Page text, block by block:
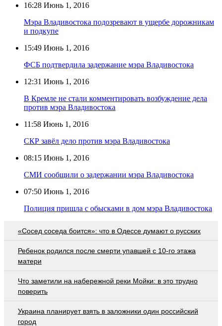
16:28 Июнь 1, 2016
Мэра Владивостока подозревают в ущербе дорожникам
и подкупе
15:49 Июнь 1, 2016
ФСБ подтвердила задержание мэра Владивостока
12:31 Июнь 1, 2016
В Кремле не стали комментировать возбуждение дела
против мэра Владивостока
11:58 Июнь 1, 2016
СКР завёл дело против мэра Владивостока
08:15 Июнь 1, 2016
СМИ сообщили о задержании мэра Владивостока
07:50 Июнь 1, 2016
Полиция пришла с обысками в дом мэра Владивостока
«Сосед соседа боится»: что в Одессе думают о русских
Ребенок родился после смерти упавшей с 10-го этажа
матери
Что заметили на набережной реки Мойки: в это трудно
поверить
Украина планирует взять в заложники один российский
город